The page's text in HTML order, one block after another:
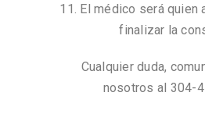
11. El médico será quien
finalizar la
Cualquier duda,
nosotros al 304-